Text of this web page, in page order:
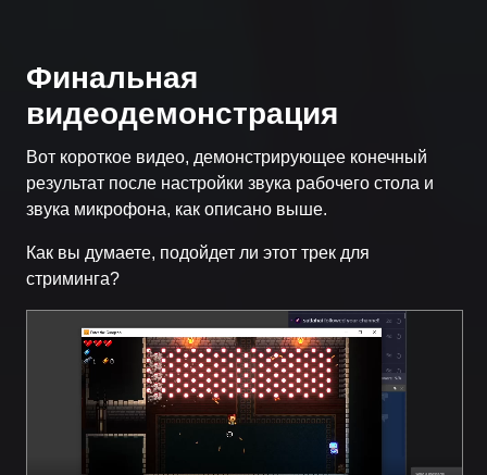
Финальная
видеодемонстрация
Вот короткое видео, демонстрирующее конечный
результат после настройки звука рабочего стола и
звука микрофона, как описано выше.
Как вы думаете, подойдет ли этот трек для
стриминга?